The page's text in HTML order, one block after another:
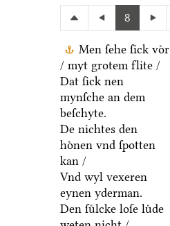
8
Men ſehe ſick voͤr
/ myt grotem flite /
Dat ſick nen
mynſche an dem
beſchyte.
De nichtes den
hoͤnen vnd ſpotten
kan /
Vnd wyl vexeren
eynen yderman.
Den ſuͤlcke loſe luͤde